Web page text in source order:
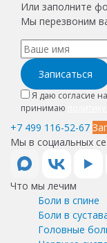
Или заполните
Мы перезвоним
Записаться
Я даю согласие на
принимаю
+7 499 116-52-67
Мы в социальных
Что мы лечим
Боли в спине
Боли в
Головные